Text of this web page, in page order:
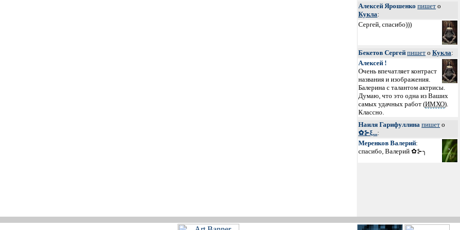
Алексей Ярошенко пишет о
Кукла:
Сергей, спасибо)))
Бекетов Сергей пишет о Кукла:
Алексей !
Очень впечатляет контраст
названия и изображения.
Балерина с талантом актрисы.
Думаю, что это одна из Ваших
самых удачных работ (ИМХО).
Классно.
Наиля Гарифуллина пишет о
✿⊱ξ...:
Меренков Валерий:
спасибо, Валерий ✿⊱╮